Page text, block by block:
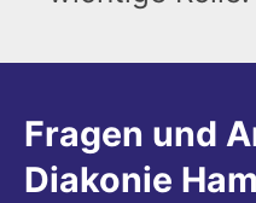
Fragen und
Diakonie